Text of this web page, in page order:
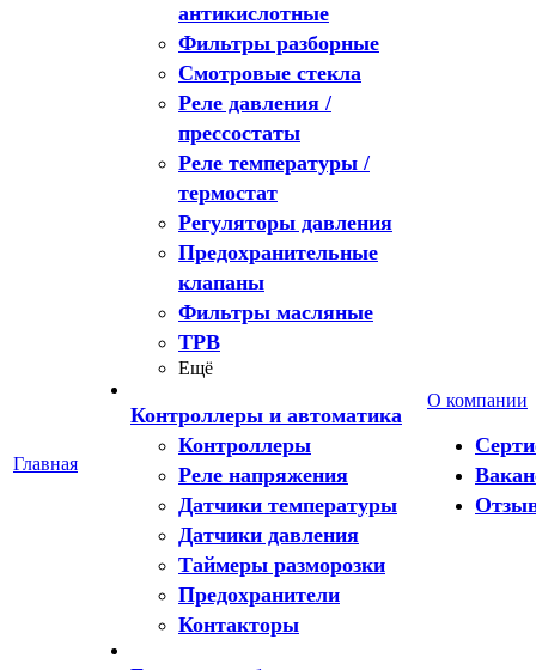
Главная
антикислотные
Фильтры разборные
Смотровые стекла
Реле давления /
прессостаты
Реле температуры /
термостат
Регуляторы давления
Предохранительные
клапаны
Фильтры масляные
ТРВ
Ещё
Контроллеры и автоматика
Контроллеры
Реле напряжения
Датчики температуры
Датчики давления
Таймеры разморозки
Предохранители
Контакторы
О компании